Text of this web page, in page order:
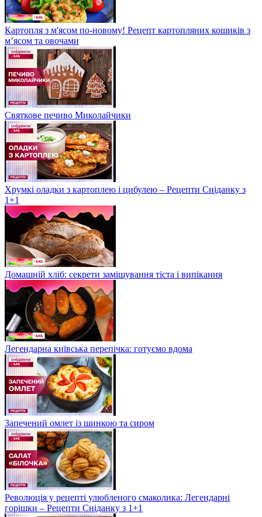
Картопля з м'ясом по-новому! Рецепт картопляних кошиків з
м’ясом та овочами
Святкове печиво Миколайчики
Хрумкі оладки з картоплею і цибулею – Рецепти Сніданку з
1+1
Домашній хліб: секрети замішування тіста і випікання
Легендарна київська перепічка: готуємо вдома
Запечений омлет із шинкою та сиром
Революція у рецепті улюбленого смаколика: Легендарні
горішки – Рецепти Сніданку з 1+1